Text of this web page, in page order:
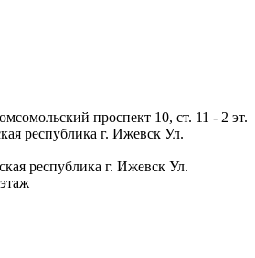
проспект 10, ст. 11 - 2 эт.
республика г. Ижевск Ул.
республика г. Ижевск Ул.